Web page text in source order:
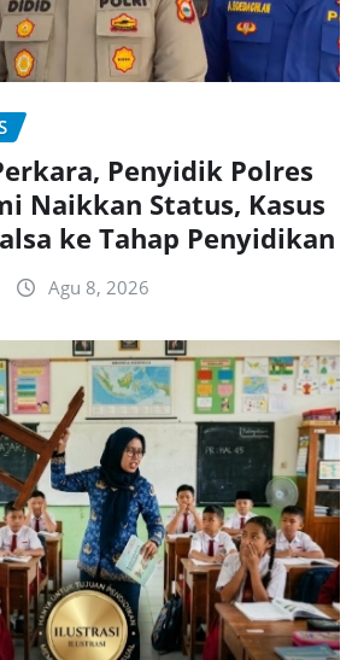
Penyidik Polres
Naikkan Status, Kasus
ke Tahap Penyidikan
Agu 8, 2026